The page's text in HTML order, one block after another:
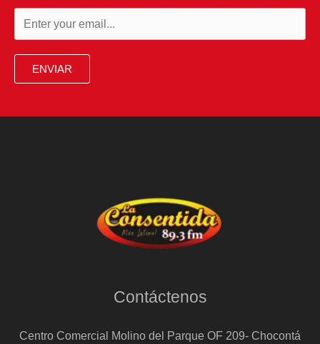
ENVIAR
Contáctenos
Centro Comercial Molino del Parque OF 209- Chocontá